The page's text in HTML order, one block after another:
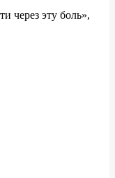
через эту боль»,